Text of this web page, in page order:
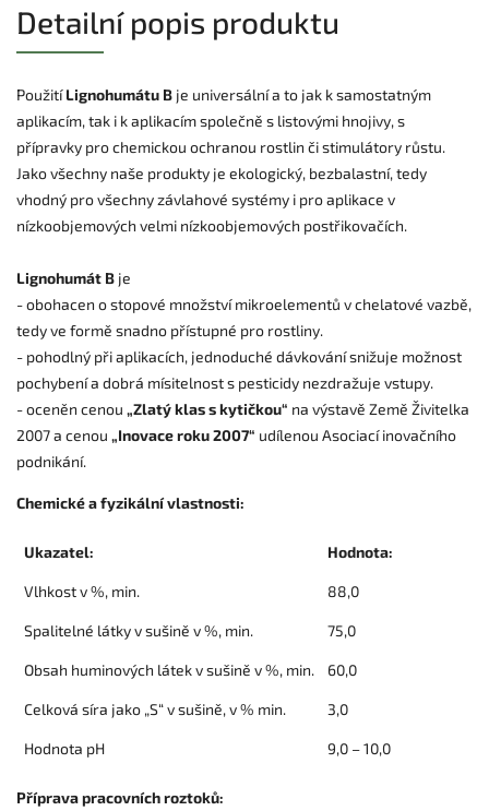
Detailní popis produktu
Použití Lignohumátu B je universální a to jak k samostatným
aplikacím, tak i k aplikacím společně s listovými hnojivy, s
přípravky pro chemickou ochranou rostlin či stimulátory růstu.
Jako všechny naše produkty je ekologický, bezbalastní, tedy
vhodný pro všechny závlahové systémy i pro aplikace v
nízkoobjemových velmi nízkoobjemových postřikovačích.
Lignohumát B je
- obohacen o stopové množství mikroelementů v chelatové vazbě,
tedy ve formě snadno přístupné pro rostliny.
- pohodlný při aplikacích, jednoduché dávkování snižuje možnost
pochybení a dobrá mísitelnost s pesticidy nezdražuje vstupy.
- oceněn cenou „Zlatý klas s kytičkou“ na výstavě Země Živitelka
2007 a cenou „Inovace roku 2007“ udílenou Asociací inovačního
podnikání.
Chemické a fyzikální vlastnosti:
Ukazatel: Hodnota:
Vlhkost v %, min. 88,0
Spalitelné látky v sušině v %, min. 75,0
Obsah huminových látek v sušině v %, min. 60,0
Celková síra jako „S“ v sušině, v % min. 3,0
Hodnota pH 9,0 – 10,0
Příprava pracovních roztoků: